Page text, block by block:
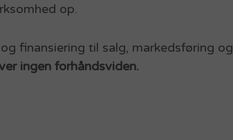
op.
finansiering til salg, markedsføring og
ingen forhåndsviden.